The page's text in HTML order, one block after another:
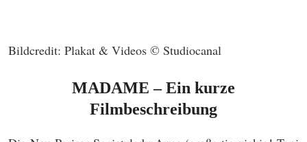
Bildcredit: Plakat & Videos © Studiocanal
MADAME – Ein kurze
Filmbeschreibung